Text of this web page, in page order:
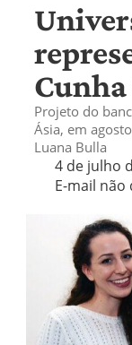
Projeto do
Ásia, em
Luana Bulla
4 de julho
E-mail não